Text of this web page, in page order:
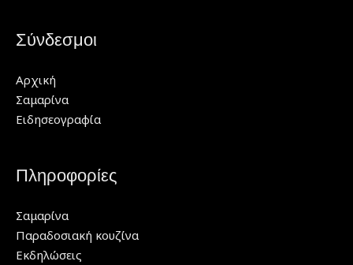
Σύνδεσμοι
Αρχική
Σαμαρίνα
Ειδησεογραφία
Πληροφορίες
Σαμαρίνα
Παραδοσιακή κουζίνα
Εκδηλώσεις